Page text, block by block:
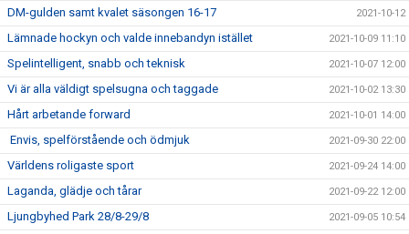
DM-gulden samt kvalet säsongen 16-17 2021-10-12
Lämnade hockyn och valde innebandyn istället 2021-10-09 11:10
Spelintelligent, snabb och teknisk 2021-10-07 12:00
Vi är alla väldigt spelsugna och taggade 2021-10-02 13:30
Hårt arbetande forward 2021-10-01 14:00
Envis, spelförstående och ödmjuk 2021-09-30 22:00
Världens roligaste sport 2021-09-24 14:00
Laganda, glädje och tårar 2021-09-22 12:00
Ljungbyhed Park 28/8-29/8 2021-09-05 10:54